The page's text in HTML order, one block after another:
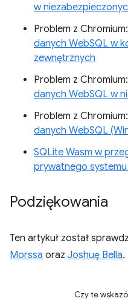
w
Problem z Chromium:
danych WebSQL w
zewnętrznych
Problem z Chromium:
danych WebSQL w
Problem z Chromium:
danych WebSQL
SQLite Wasm w
prywatnego
Podziękowania
Ten artykuł został
Morssa oraz Joshuę Bella.
Czy te